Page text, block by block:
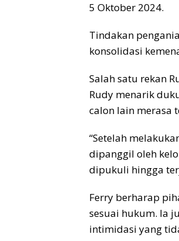
5 Oktober 2024.
Tindakan
konsolidasi
Salah satu rekan
Rudy menarik
calon lain merasa
“Setelah
dipanggil oleh
dipukuli hingga
Ferry berharap
sesuai hukum. Ia
intimidasi yang